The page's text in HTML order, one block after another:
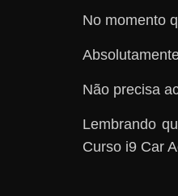
No momento
Não precisa
Lembrando
Curso i9 Car